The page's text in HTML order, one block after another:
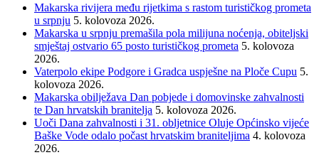
Makarska rivijera među rijetkima s rastom turističkog prometa
u srpnju 5. kolovoza 2026.
Makarska u srpnju premašila pola milijuna noćenja, obiteljski
smještaj ostvario 65 posto turističkog prometa 5. kolovoza
2026.
Vaterpolo ekipe Podgore i Gradca uspješne na Ploče Cupu 5.
kolovoza 2026.
Makarska obilježava Dan pobjede i domovinske zahvalnosti
te Dan hrvatskih branitelja 5. kolovoza 2026.
Uoči Dana zahvalnosti i 31. obljetnice Oluje Općinsko vijeće
Baške Vode odalo počast hrvatskim braniteljima 4. kolovoza
2026.